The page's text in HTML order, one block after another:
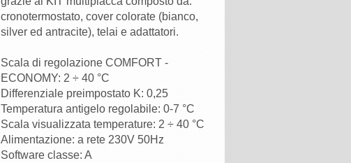
silver ed antracite), telai e adattatori.
Scala di regolazione COMFORT -
ECONOMY: 2 ÷ 40 °C
Differenziale preimpostato K: 0,25
Temperatura antigelo regolabile: 0-7 °C
Scala visualizzata temperature: 2 ÷ 40 °C
Alimentazione: a rete 230V 50Hz
Software classe: A